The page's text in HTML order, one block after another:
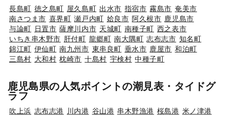
長島町 徳之島町 屋久島町 出水市 指宿市 霧島市 奄美市
南さつま市 喜界町 瀬戸内町 姶良市 阿久根市 鹿児島市
与論町 日置市 薩摩川内市 天城町 南種子町 西之表市
いちき串木野市 肝付町 龍郷町 南大隅町 志布志市 知名町
錦江町 伊仙町 南九州市 東串良町 垂水市 鹿屋市 和泊町
三島村 大和村 枕崎市 十島村 宇検村 中種子町
鹿児島県の人気ポイントの潮見表・タイドグ
ラフ
吹上浜 志布志港 川内港 谷山港 串木野漁港 桜島港 米ノ津港